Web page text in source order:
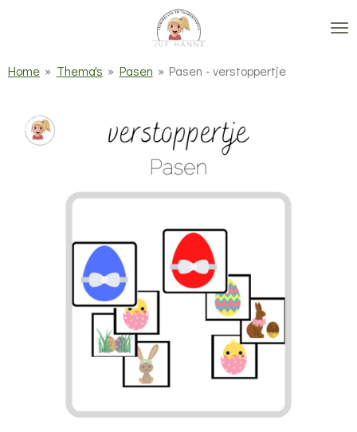
Home » Thema's » Pasen » Pasen - verstoppertje